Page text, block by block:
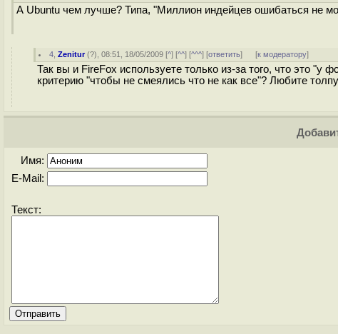
А Ubuntu чем лучше? Типа, "Миллион индейцев ошибаться не
4 ,Zenitur(?), 08:51, 18/05/2009 [^] [^^] [^^^] [ответить] [к модератору]
Так вы и FireFox используете только из-за того, что это
критерию "чтобы не смеялись что не как все"? Любите
Имя:
E-Mail:
Текст: